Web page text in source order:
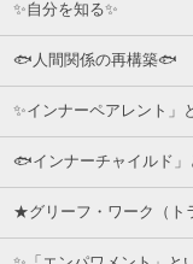
✨自分を知る✨
🐟人間関係の再構築🐟
✨インナーペアレント」
🐟インナーチャイルド
★グリーフ・ワーク（ト